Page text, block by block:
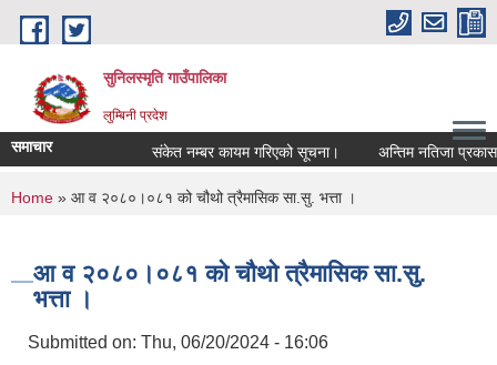
Skip to main content
सुनिलस्मृति गाउँपालिका
लुम्बिनी प्रदेश
समाचार संकेत नम्बर कायम गरिएको सूचना। अन्तिम नतिजा प्रकासन
You are here
Home » आ व २०८०।०८१ को चौथो त्रैमासिक सा.सु. भत्ता ।
आ व २०८०।०८१ को चौथो त्रैमासिक सा.सु.
भत्ता ।
Submitted on: Thu, 06/20/2024 - 16:06